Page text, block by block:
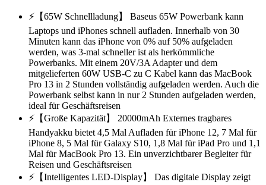
⚡【65W Schnellladung】 Baseus 65W Powerbank kann
Laptops und iPhones schnell aufladen. Innerhalb von 30
Minuten kann das iPhone von 0% auf 50% aufgeladen
werden, was 3-mal schneller ist als herkömmliche
Powerbanks. Mit einem 20V/3A Adapter und dem
mitgelieferten 60W USB-C zu C Kabel kann das MacBook
Pro 13 in 2 Stunden vollständig aufgeladen werden. Auch die
Powerbank selbst kann in nur 2 Stunden aufgeladen werden,
ideal für Geschäftsreisen
⚡【Große Kapazität】 20000mAh Externes tragbares
Handyakku bietet 4,5 Mal Aufladen für iPhone 12, 7 Mal für
iPhone 8, 5 Mal für Galaxy S10, 1,8 Mal für iPad Pro und 1,1
Mal für MacBook Pro 13. Ein unverzichtbarer Begleiter für
Reisen und Geschäftsreisen
⚡【Intelligentes LED-Display】 Das digitale Display zeigt